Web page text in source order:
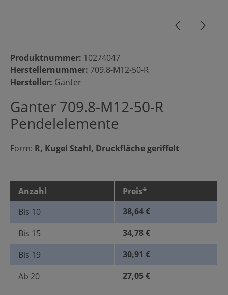
Produktnummer: 10274047
Herstellernummer: 709.8-M12-50-R
Hersteller: Ganter
Ganter 709.8-M12-50-R
Pendelelemente
Form: R, Kugel Stahl, Druckfläche geriffelt
Anzahl
Preis*
Bis 10
38,64 €
Bis 15
34,78 €
Bis 19
30,91 €
Ab 20 27,05 €